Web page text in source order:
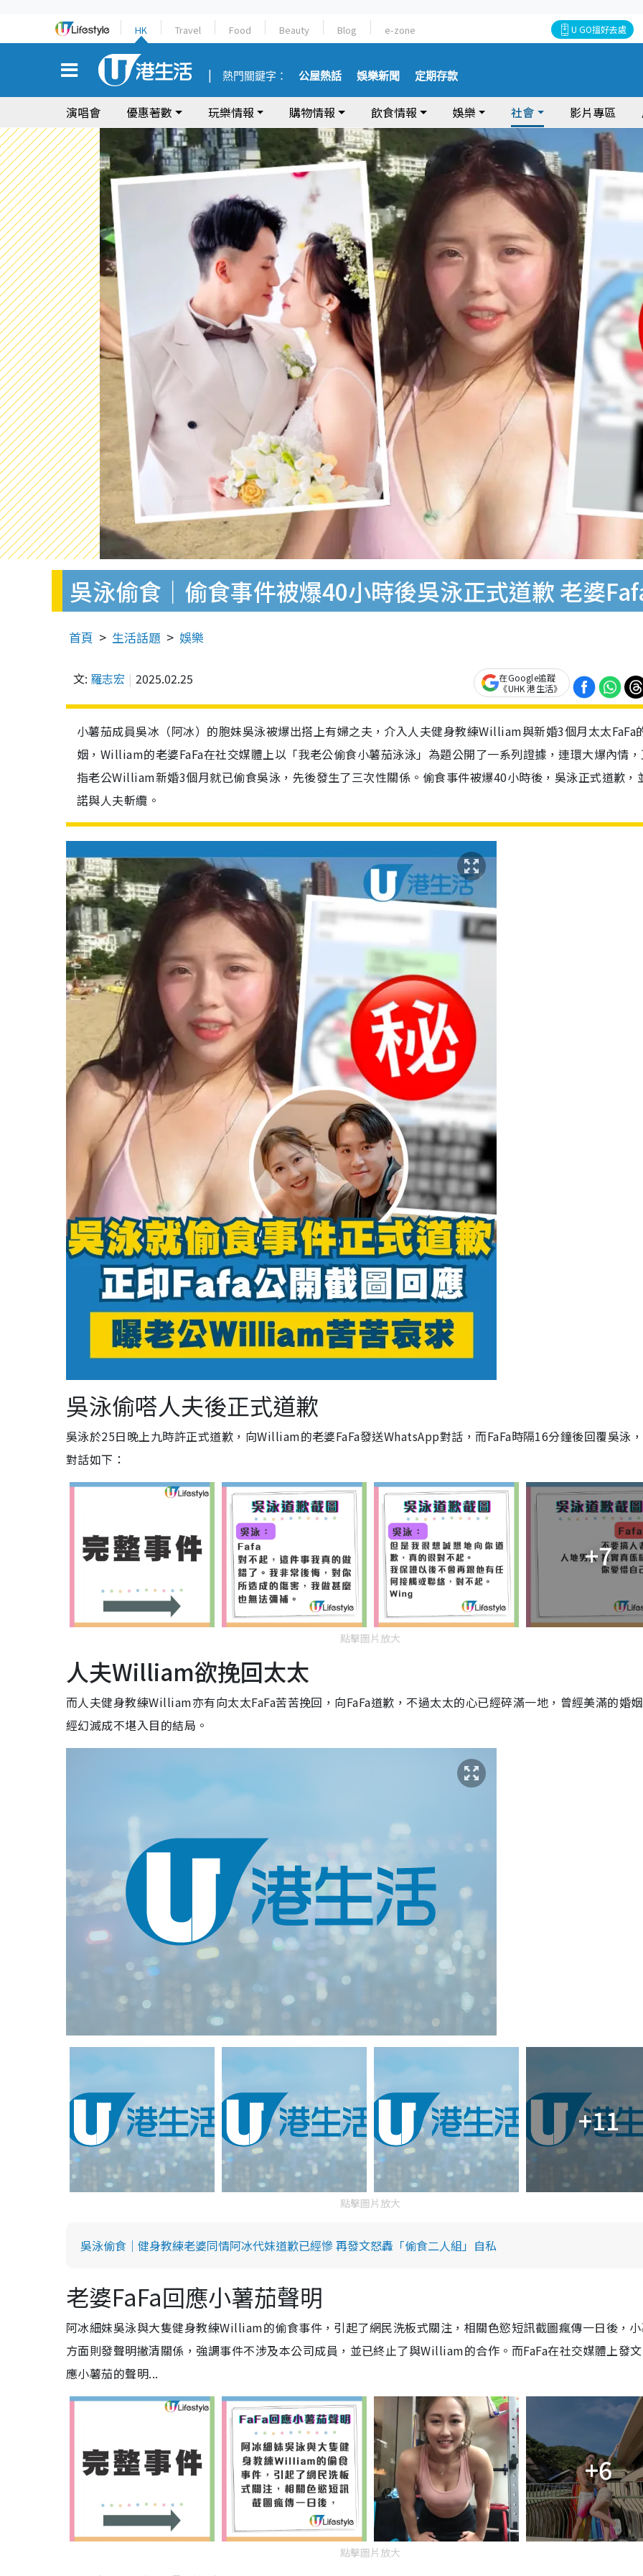
HK Travel Food Beauty Blog e-zone U GO搵好去處
熱門關鍵字： 公屋熱話 娛樂新聞 定期存款
演唱會 優惠著數 玩樂情報 購物情報 飲食情報 娛樂 社會 影片專區
吳泳偷食｜偷食事件被爆40小時後吳泳正式道歉 老婆
首頁 生活話題 娛樂
文: 羅志宏 2025.02.25
在Google追蹤
《UHK 港生活》
小薯茄成員吳冰（阿冰）的胞妹吳泳被爆出搭上有婦之夫，介入人夫健身教練William與新婚3個月太太FaFa
姻，William的老婆FaFa在社交媒體上以「我老公偷食小薯茄泳泳」為題公開了一系列證據，連環大爆內情
指老公William新婚3個月就已偷食吳泳，先後發生了三次性關係。偷食事件被爆40小時後，吳泳正式道歉，
諾與人夫斬纜。
吳泳偷嗒人夫後正式道歉
吳泳於25日晚上九時許正式道歉，向William的老婆FaFa發送WhatsApp對話，而FaFa時隔16分鐘後回覆吳泳
對話如下：
+7
點擊圖片放大
人夫William欲挽回太太
而人夫健身教練William亦有向太太FaFa苦苦挽回，向FaFa道歉，不過太太的心已經碎滿一地，曾經美滿的婚
經幻滅成不堪入目的結局。
+11
點擊圖片放大
吳泳偷食｜健身教練老婆同情阿冰代妹道歉已經慘 再發文怒轟「偷食二人組」自私
老婆FaFa回應小薯茄聲明
阿冰細妹吳泳與大隻健身教練William的偷食事件，引起了網民洗板式關注，相關色慾短訊截圖瘋傳一日後，
方面則發聲明撇清關係，強調事件不涉及本公司成員，並已終止了與William的合作。而FaFa在社交媒體上發
應小薯茄的聲明...
+6
點擊圖片放大